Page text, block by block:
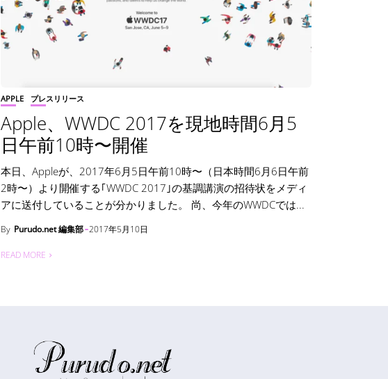
APPLE プレスリリース
Apple、WWDC 2017を現地時間6月5
日午前10時〜開催
本日、Appleが、2017年6月5日午前10時〜（日本時間6月6日午前
2時〜）より開催する｢WWDC 2017｣の基調講演の招待状をメディ
アに送付していることが分かりました。 尚、今年のWWDCでは...
By Purudo.net 編集部 2017年5月10日
READ MORE